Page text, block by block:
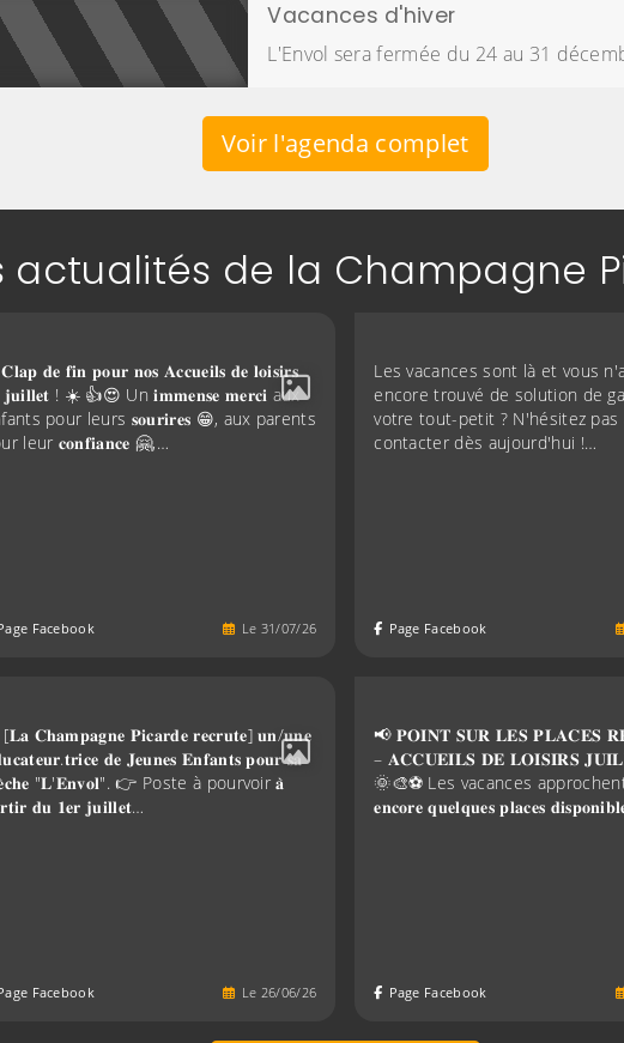
Vacances d'hiver
L'Envol sera fermée du 24 au 31
Voir l'agenda complet
actualités de la Champagne
𝐝𝐞 𝐟𝐢𝐧 𝐩𝐨𝐮𝐫 𝐧𝐨𝐬 𝐀𝐜𝐜𝐮𝐞𝐢𝐥𝐬 𝐝𝐞 𝐥𝐨𝐢𝐬𝐢𝐫𝐬
𝐣𝐮𝐢𝐥𝐥𝐞𝐭 ! ☀️ 👍😍 Un 𝐢𝐦𝐦𝐞𝐧𝐬𝐞 𝐦𝐞𝐫𝐜𝐢 aux
pour leurs 𝐬𝐨𝐮𝐫𝐢𝐫𝐞𝐬 😁, aux parents
leur 𝐜𝐨𝐧𝐟𝐢𝐚𝐧𝐜𝐞 🤗,…
Le 31/07/26
Facebook
Les vacances sont là et vous
encore trouvé de solution de
votre tout-petit ? N'hésitez pas
contacter dès aujourd'hui !…
Page Facebook
[𝐋𝐚 𝐂𝐡𝐚𝐦𝐩𝐚𝐠𝐧𝐞 𝐏𝐢𝐜𝐚𝐫𝐝𝐞 𝐫𝐞𝐜𝐫𝐮𝐭𝐞] 𝐮𝐧/𝐮𝐧𝐞
𝐝𝐞 𝐉𝐞𝐮𝐧𝐞𝐬 𝐄𝐧𝐟𝐚𝐧𝐭𝐬 𝐩𝐨𝐮𝐫 𝐬𝐚
"𝐋'𝐄𝐧𝐯𝐨𝐥". 👉 Poste à pourvoir 𝐚̀
𝐝𝐮 𝟏𝐞𝐫 𝐣𝐮𝐢𝐥𝐥𝐞𝐭…
Le 26/06/26
Facebook
📢 𝐏𝐎𝐈𝐍𝐓 𝐒𝐔𝐑 𝐋𝐄𝐒 𝐏𝐋𝐀𝐂𝐄𝐒
– 𝐀𝐂𝐂𝐔𝐄𝐈𝐋𝐒 𝐃𝐄 𝐋𝐎𝐈𝐒𝐈𝐑𝐒
🌞🎨⚽ Les vacances approchent
𝐞𝐧𝐜𝐨𝐫𝐞 𝐪𝐮𝐞𝐥𝐪𝐮𝐞𝐬 𝐩𝐥𝐚𝐜𝐞𝐬
Page Facebook